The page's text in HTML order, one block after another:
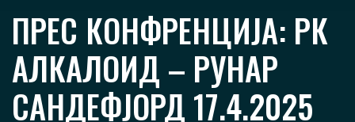
ПРЕС КОНФРЕНЦИЈА: РК
АЛКАЛОИД – РУНАР
САНДЕФЈОРД 17.4.2025